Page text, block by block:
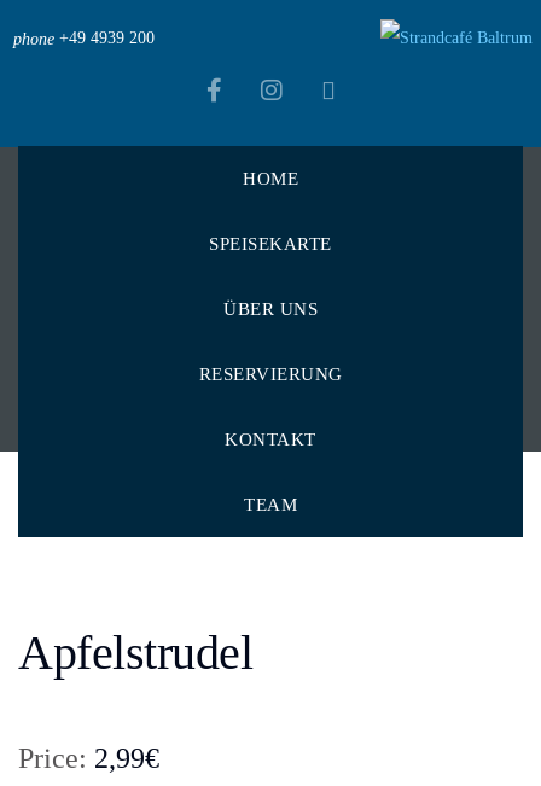
phone +49 4939 200
HOME
SPEISEKARTE
ÜBER UNS
RESERVIERUNG
KONTAKT
TEAM
Strandcafé Baltrum > Menu Items
Apfelstrudel
Apfelstrudel
Price: 2,99€